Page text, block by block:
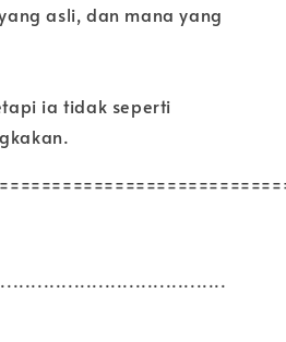
asli, dan mana yang
ia tidak seperti